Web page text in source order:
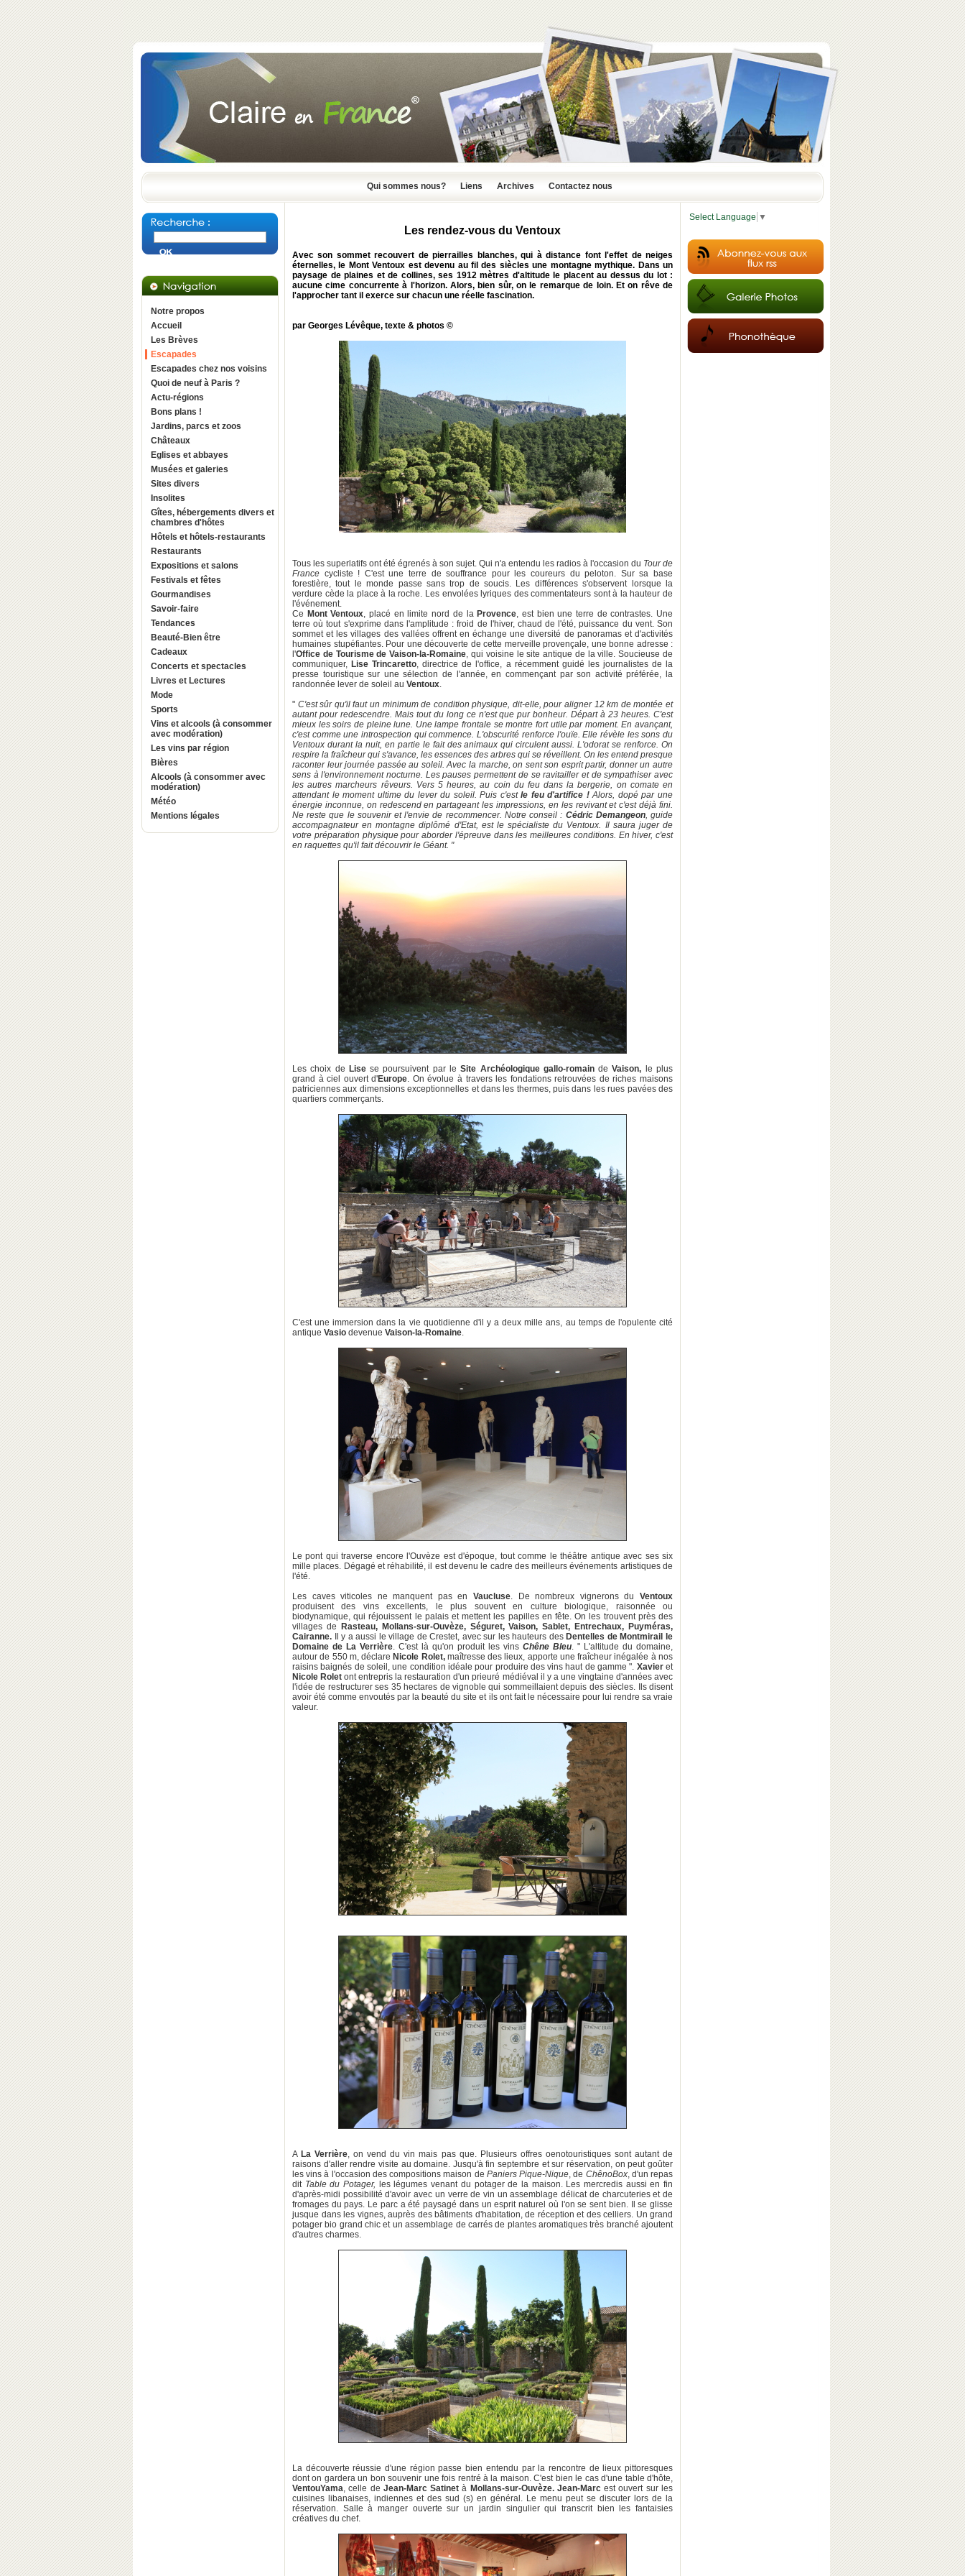
Qui sommes nous? Liens Archives Contactez nous
Notre propos
Accueil
Les Brèves
Escapades
Escapades chez nos voisins
Quoi de neuf à Paris ?
Actu-régions
Bons plans !
Jardins, parcs et zoos
Châteaux
Eglises et abbayes
Musées et galeries
Sites divers
Insolites
Gîtes, hébergements divers et
chambres d'hôtes
Hôtels et hôtels-restaurants
Restaurants
Expositions et salons
Festivals et fêtes
Gourmandises
Savoir-faire
Tendances
Beauté-Bien être
Cadeaux
Concerts et spectacles
Livres et Lectures
Mode
Sports
Vins et alcools (à consommer
avec modération)
Les vins par région
Bières
Alcools (à consommer avec
modération)
Météo
Mentions légales
Les rendez-vous du Ventoux
Avec son sommet recouvert de pierrailles blanches, qui à distance font l'effet de neiges
éternelles, le Mont Ventoux est devenu au fil des siècles une montagne mythique. Dans un
paysage de plaines et de collines, ses 1912 mètres d'altitude le placent au dessus du lot :
aucune cime concurrente à l'horizon. Alors, bien sûr, on le remarque de loin. Et on rêve de
l'approcher tant il exerce sur chacun une réelle fascination.
par Georges Lévêque, texte & photos ©
Tous les superlatifs ont été égrenés à son sujet. Qui n'a entendu les radios à l'occasion du Tour de
France cycliste ! C'est une terre de souffrance pour les coureurs du peloton. Sur sa base
forestière, tout le monde passe sans trop de soucis. Les différences s'observent lorsque la
verdure cède la place à la roche. Les envolées lyriques des commentateurs sont à la hauteur de
l'événement.
Ce Mont Ventoux, placé en limite nord de la Provence, est bien une terre de contrastes. Une
terre où tout s'exprime dans l'amplitude : froid de l'hiver, chaud de l'été, puissance du vent. Son
sommet et les villages des vallées offrent en échange une diversité de panoramas et d'activités
humaines stupéfiantes. Pour une découverte de cette merveille provençale, une bonne adresse :
l'Office de Tourisme de Vaison-la-Romaine, qui voisine le site antique de la ville. Soucieuse de
communiquer, Lise Trincaretto, directrice de l'office, a récemment guidé les journalistes de la
presse touristique sur une sélection de l'année, en commençant par son activité préférée, la
randonnée lever de soleil au Ventoux.
" C'est sûr qu'il faut un minimum de condition physique, dit-elle, pour aligner 12 km de montée et
autant pour redescendre. Mais tout du long ce n'est que pur bonheur. Départ à 23 heures. C'est
mieux les soirs de pleine lune. Une lampe frontale se montre fort utile par moment. En avançant,
c'est comme une introspection qui commence. L'obscurité renforce l'ouïe. Elle révèle les sons du
Ventoux durant la nuit, en partie le fait des animaux qui circulent aussi. L'odorat se renforce. On
respire la fraîcheur qui s'avance, les essences des arbres qui se réveillent. On les entend presque
raconter leur journée passée au soleil. Avec la marche, on sent son esprit partir, donner un autre
sens à l'environnement nocturne. Les pauses permettent de se ravitailler et de sympathiser avec
les autres marcheurs rêveurs. Vers 5 heures, au coin du feu dans la bergerie, on comate en
attendant le moment ultime du lever du soleil. Puis c'estle feu d'artifice !Alors, dopé par une
énergie inconnue, on redescend en partageant les impressions, en les revivant et c'est déjà fini.
Ne reste que le souvenir et l'envie de recommencer. Notre conseil : Cédric Demangeon, guide
accompagnateur en montagne diplômé d'Etat, est le spécialiste du Ventoux. Il saura juger de
votre préparation physique pour aborder l'épreuve dans les meilleures conditions. En hiver, c'est
en raquettes qu'il fait découvrir le Géant. "
Les choix de Lisese poursuivent par leSite Archéologique gallo-romaindeVaison, le plus
grand à ciel ouvert d'Europe. On évolue à travers les fondations retrouvées de riches maisons
patriciennes aux dimensions exceptionnelles et dans les thermes, puis dans les rues pavées des
quartiers commerçants.
C'est une immersion dans la vie quotidienne d'il y a deux mille ans, au temps de l'opulente cité
antique Vasio devenue Vaison-la-Romaine.
Le pont qui traverse encore l'Ouvèze est d'époque, tout comme le théâtre antique avec ses six
mille places. Dégagé et réhabilité, il est devenu le cadre des meilleurs événements artistiques de
l'été.
Les caves viticoles ne manquent pas enVaucluse. De nombreux vignerons duVentoux
produisent des vins excellents, le plus souvent en culture biologique, raisonnée ou
biodynamique, qui réjouissent le palais et mettent les papilles en fête. On les trouvent près des
villages de
Rasteau, Mollans-sur-Ouvèze, Séguret, Vaison, Sablet, Entrechaux, Puyméras,
Cairanne. Il y a aussi le village de Crestet, avec sur les hauteurs des Dentelles de Montmirail le
Domaine de La Verrière. C'est là qu'on produit les vins Chêne Bleu. " L'altitude du domaine,
autour de 550 m, déclare Nicole Rolet,maîtresse des lieux, apporte une fraîcheur inégalée à nos
raisins baignés de soleil, une condition idéale pour produire des vins haut de gamme ". Xavieret
Nicole Rolet ont entrepris la restauration d'un prieuré médiéval il y a une vingtaine d'années avec
l'idée de restructurer ses 35 hectares de vignoble qui sommeillaient depuis des siècles. Ils disent
avoir été comme envoutés par la beauté du site et ils ont fait le nécessaire pour lui rendre sa vraie
valeur.
A La Verrière, on vend du vin mais pas que. Plusieurs offres oenotouristiques sont autant de
raisons d'aller rendre visite au domaine. Jusqu'à fin septembre et sur réservation, on peut goûter
les vins à l'occasion des compositions maison de Paniers Pique-Nique, de ChênoBox, d'un repas
dit Table du Potager, les légumes venant du potager de la maison. Les mercredis aussi en fin
d'après-midi possibilité d'avoir avec un verre de vin un assemblage délicat de charcuteries et de
fromages du pays. Le parc a été paysagé dans un esprit naturel où l'on se sent bien. Il se glisse
jusque dans les vignes, auprès des bâtiments d'habitation, de réception et des celliers. Un grand
potager bio grand chic et un assemblage de carrés de plantes aromatiques très branché ajoutent
d'autres charmes.
La découverte réussie d'une région passe bien entendu par la rencontre de lieux pittoresques
dont on gardera un bon souvenir une fois rentré à la maison. C'est bien le cas d'une table d'hôte,
VentouYama, celle de Jean-Marc Satinet à Mollans-sur-Ouvèze. Jean-Marcest ouvert sur les
cuisines libanaises, indiennes et des sud (s) en général. Le menu peut se discuter lors de la
réservation. Salle à manger ouverte sur un jardin singulier qui transcrit bien les fantaisies
créatives du chef.
Select Language ▼